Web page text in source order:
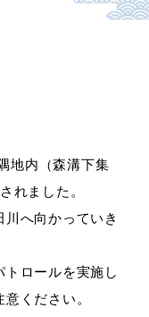
地内（森溝下集
れました。
へ向かっていき
ロールを実施し
ください。